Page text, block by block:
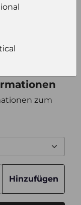
Bild aus
zum
Hinzufügen